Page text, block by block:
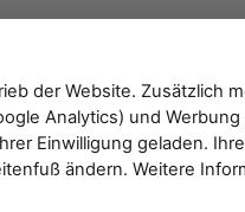
der Website. Zusätzlich
Analytics) und Werbung
Einwilligung geladen.
ändern. Weitere